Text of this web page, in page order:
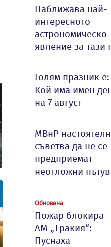
Наближава най-
интересното
астрономическо
явление за
Голям празник е:
Кой има имен
на 7 август
МВнР
съветва да не се
предприемат
неотложни
Обновена
Пожар блокира
АМ „Тракия“:
Пуснаха